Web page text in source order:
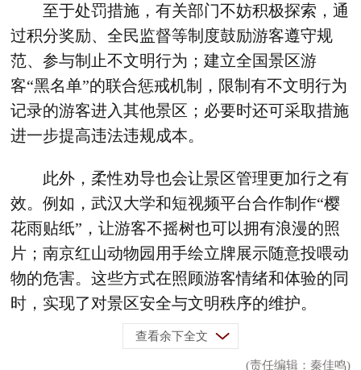
至于处罚措施，有关部门不妨积极探索，通
过积分奖励、全民监督等制度鼓励游客遵守规
范、参与制止不文明行为；建立全国景区游
客“黑名单”的联合惩戒机制，限制有不文明行为
记录的游客进入其他景区；必要时还可采取措施
进一步提高违法违规成本。
此外，柔性劝导也会让景区管理更加行之有
效。例如，武汉大学和短视频平台合作制作“樱
花雨贴纸”，让游客不摇树也可以拥有浪漫的照
片；南京红山动物园用手绘立牌展示随意投喂动
物的危害。这些方式在照顾游客情绪和体验的同
时，实现了对景区安全与文明秩序的维护。
查看余下全文
(责任编辑：秦佳鸣)